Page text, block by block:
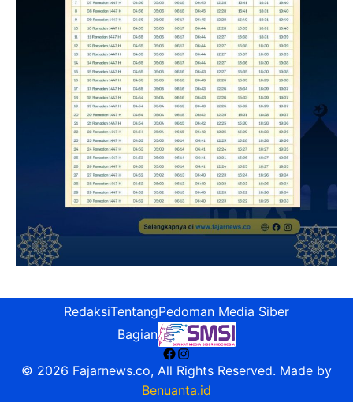
RedaksiTentangPedoman Media Siber
Bagian
Facebook
Instagram
© 2026 Fajarnews.co, All Rights Reserved. Made by
Benuanta.id